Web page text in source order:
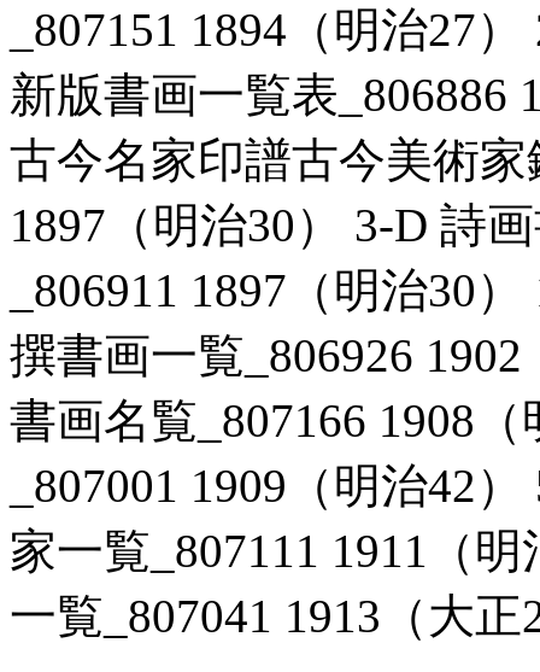
_807151 1894（明治27
新版書画一覧表_806886
古今名家印譜古今美術
1897（明治30） 3-D 詩
_806911 1897（明治30
撰書画一覧_806926
書画名覧_807166 1908
_807001 1909（明治42
家一覧_807111 1911（
一覧_807041 1913（大